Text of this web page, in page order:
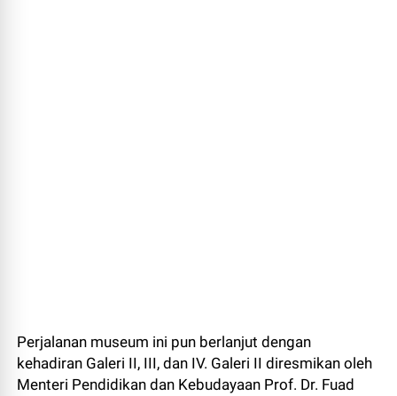
Perjalanan museum ini pun berlanjut dengan
kehadiran Galeri II, III, dan IV. Galeri II diresmikan oleh
Menteri Pendidikan dan Kebudayaan Prof. Dr. Fuad